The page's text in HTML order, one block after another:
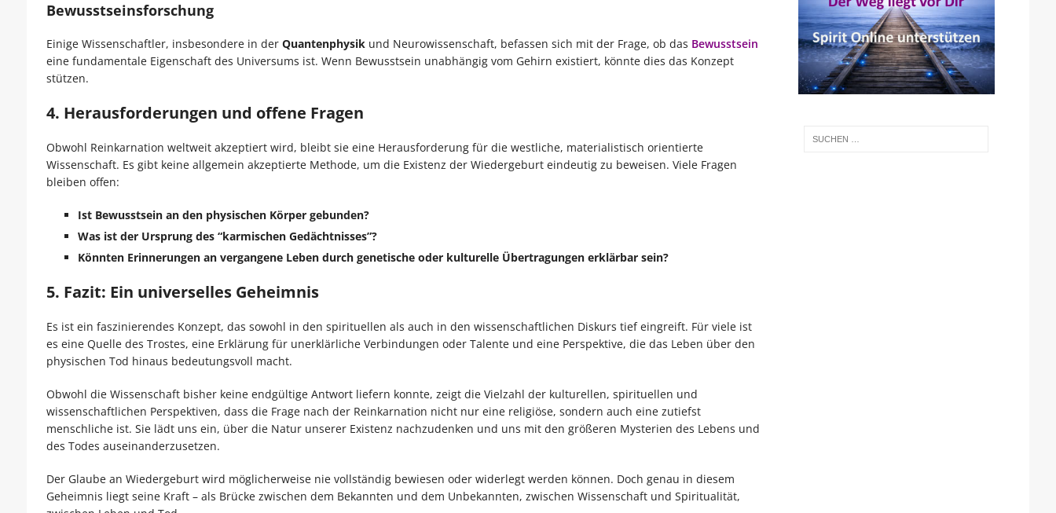
Bewusstseinsforschung
Einige Wissenschaftler, insbesondere in der Quantenphysikund Neurowissenschaft, befassen sich mit der Frage, ob das Bewusstsein
eine fundamentale Eigenschaft des Universums ist. Wenn Bewusstsein unabhängig vom Gehirn existiert, könnte dies das Konzept
stützen.
4. Herausforderungen und offene Fragen
Obwohl Reinkarnation weltweit akzeptiert wird, bleibt sie eine Herausforderung für die westliche, materialistisch orientierte
Wissenschaft. Es gibt keine allgemein akzeptierte Methode, um die Existenz der Wiedergeburt eindeutig zu beweisen. Viele Fragen
bleiben offen:
Ist Bewusstsein an den physischen Körper gebunden?
Was ist der Ursprung des “karmischen Gedächtnisses”?
Könnten Erinnerungen an vergangene Leben durch genetische oder kulturelle Übertragungen erklärbar sein?
5. Fazit: Ein universelles Geheimnis
Es ist ein faszinierendes Konzept, das sowohl in den spirituellen als auch in den wissenschaftlichen Diskurs tief eingreift. Für viele ist
es eine Quelle des Trostes, eine Erklärung für unerklärliche Verbindungen oder Talente und eine Perspektive, die das Leben über den
physischen Tod hinaus bedeutungsvoll macht.
Obwohl die Wissenschaft bisher keine endgültige Antwort liefern konnte, zeigt die Vielzahl der kulturellen, spirituellen und
wissenschaftlichen Perspektiven, dass die Frage nach der Reinkarnation nicht nur eine religiöse, sondern auch eine zutiefst
menschliche ist. Sie lädt uns ein, über die Natur unserer Existenz nachzudenken und uns mit den größeren Mysterien des Lebens und
des Todes auseinanderzusetzen.
Der Glaube an Wiedergeburt wird möglicherweise nie vollständig bewiesen oder widerlegt werden können. Doch genau in diesem
Geheimnis liegt seine Kraft – als Brücke zwischen dem Bekannten und dem Unbekannten, zwischen Wissenschaft und Spiritualität,